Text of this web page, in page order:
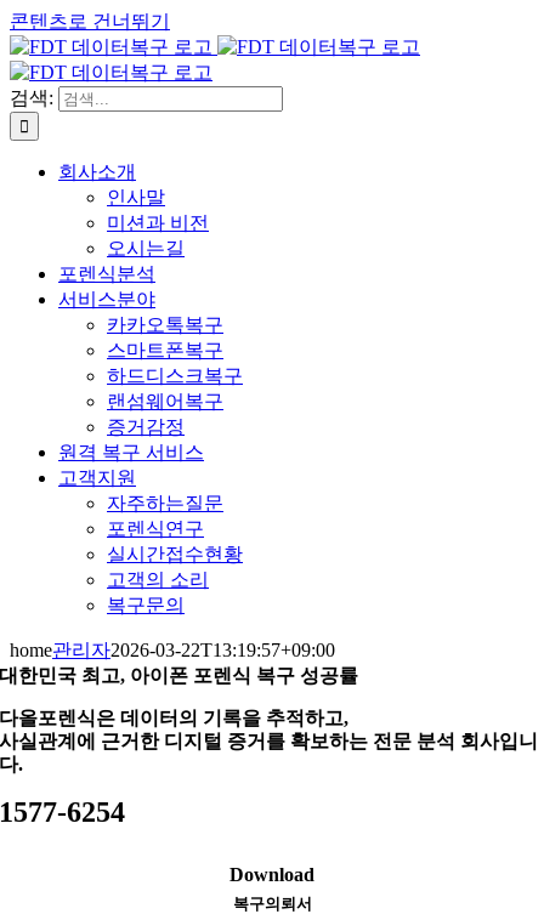
콘텐츠로 건너뛰기
검색:
회사소개
인사말
미션과 비전
오시는길
포렌식분석
서비스분야
카카오톡복구
스마트폰복구
하드디스크복구
랜섬웨어복구
증거감정
원격 복구 서비스
고객지원
자주하는질문
포렌식연구
실시간접수현황
고객의 소리
복구문의
home관리자2026-03-22T13:19:57+09:00
대한민국 최고, 아이폰 포렌식 복구 성공률
다올포렌식은 데이터의 기록을 추적하고,
사실관계에 근거한 디지털 증거를 확보하는 전문 분석 회사입니
다.
1577-6254
Download
복구의뢰서